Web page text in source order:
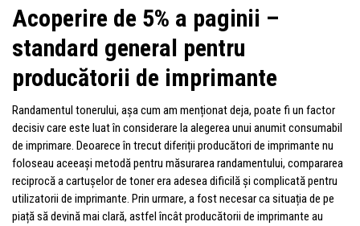
Acoperire de 5% a paginii –
standard general pentru
producătorii de imprimante
Randamentul tonerului, așa cum am menționat deja, poate fi un factor
decisiv care este luat în considerare la alegerea unui anumit consumabil
de imprimare. Deoarece în trecut diferiții producători de imprimante nu
foloseau aceeași metodă pentru măsurarea randamentului, compararea
reciprocă a cartușelor de toner era adesea dificilă și complicată pentru
utilizatorii de imprimante. Prin urmare, a fost necesar ca situația de pe
piață să devină mai clară, astfel încât producătorii de imprimante au